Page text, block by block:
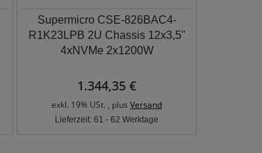
Supermicro CSE-826BAC4-
R1K23LPB 2U Chassis 12x3,5"
4xNVMe 2x1200W
1.344,35 €
exkl. 19% USt. , plus Versand
Lieferzeit: 61 - 62 Werktage